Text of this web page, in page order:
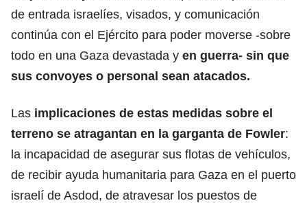
de entrada israelíes, visados, y comunicación
continúa con el Ejército para poder moverse -sobre
todo en una Gaza devastada y en guerra- sin que
sus convoyes o personal sean atacados.
Las implicaciones de estas medidas sobre el
terreno se atragantan en la garganta de Fowler:
la incapacidad de asegurar sus flotas de vehículos,
de recibir ayuda humanitaria para Gaza en el puerto
israelí de Asdod, de atravesar los puestos de